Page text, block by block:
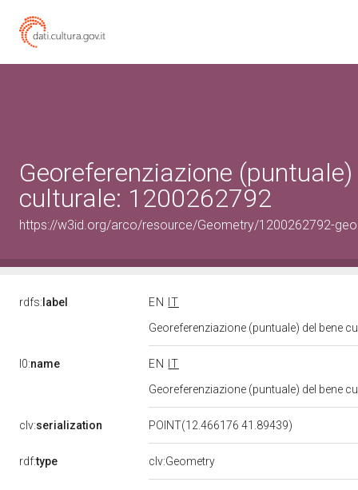
Georeferenziazione
culturale: 1200262792
https://w3id.org/arco/resource/Geometry/1200262792-
rdfs: label EN
IT
Georeferenziazione (puntuale) del bene
l0:name EN
IT
Georeferenziazione (puntuale) del bene
clv:serialization POINT(12.466176 41.89439)
rdf:type clv:Geometry